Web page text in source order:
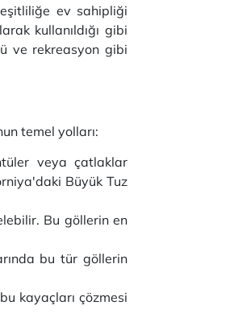
ev sahipliği
kullanıldığı gibi
ve rekreasyon gibi
temel yolları:
veya çatlaklar
Büyük Tuz
Bu göllerin en
bu tür göllerin
kayaçları çözmesi